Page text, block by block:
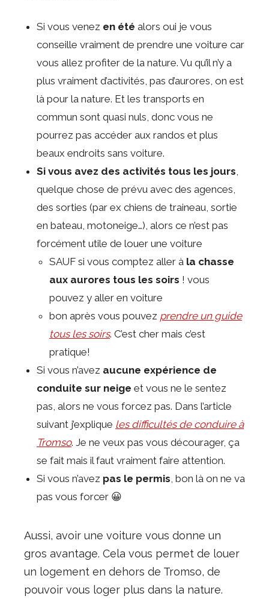
Si vous venez en été alors oui je vous
conseille vraiment de prendre une voiture car
vous allez profiter de la nature. Vu qu’il n’y a
plus vraiment d’activités, pas d’aurores, on est
là pour la nature. Et les transports en
commun sont quasi nuls, donc vous ne
pourrez pas accéder aux randos et plus
beaux endroits sans voiture.
Si vous avez des activités tous les jours,
quelque chose de prévu avec des agences,
des sorties (par ex chiens de traineau, sortie
en bateau, motoneige…), alors ce n’est pas
forcément utile de louer une voiture
SAUF si vous comptez aller à la chasse
aux aurores tous les soirs ! vous
pouvez y aller en voiture
bon après vous pouvez prendre un guide
tous les soirs. C’est cher mais c’est
pratique!
Si vous n’avez aucune expérience de
conduite sur neige et vous ne le sentez
pas, alors ne vous forcez pas. Dans l’article
suivant j’explique les difficultés de conduire à
Tromso. Je ne veux pas vous décourager, ça
se fait mais il faut vraiment faire attention.
Si vous n’avez pas le permis, bon là on ne va
pas vous forcer 😀
Aussi, avoir une voiture vous donne un
gros avantage. Cela vous permet de louer
un logement en dehors de Tromso, de
pouvoir vous loger plus dans la nature.